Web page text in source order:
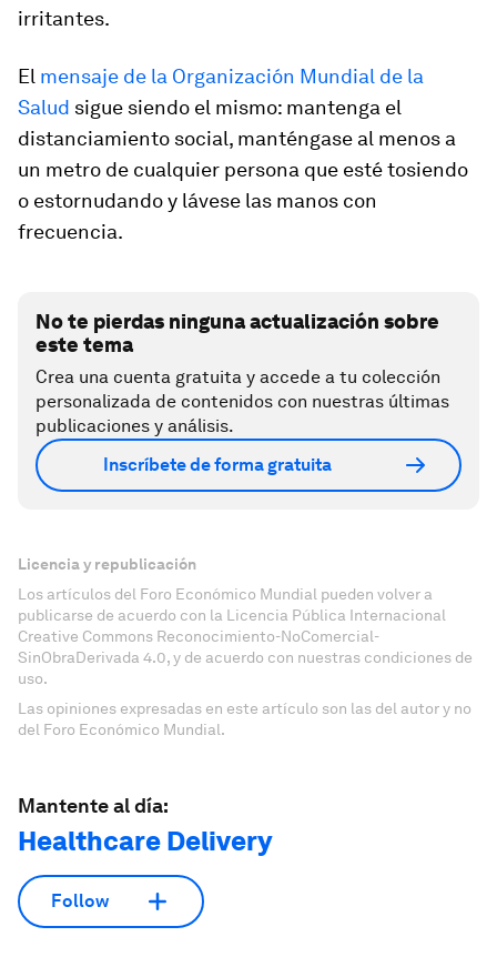
irritantes.
El mensaje de la Organización Mundial de la
Salud sigue siendo el mismo: mantenga el
distanciamiento social, manténgase al menos a
un metro de cualquier persona que esté tosiendo
o estornudando y lávese las manos con
frecuencia.
No te pierdas ninguna actualización sobre
este tema
Crea una cuenta gratuita y accede a tu colección
personalizada de contenidos con nuestras últimas
publicaciones y análisis.
Inscríbete de forma gratuita
Licencia y republicación
Los artículos del Foro Económico Mundial pueden volver a
publicarse de acuerdo con la Licencia Pública Internacional
Creative Commons Reconocimiento-NoComercial-
SinObraDerivada 4.0, y de acuerdo con nuestras condiciones de
uso.
Las opiniones expresadas en este artículo son las del autor y no
del Foro Económico Mundial.
Mantente al día:
Healthcare Delivery
Follow